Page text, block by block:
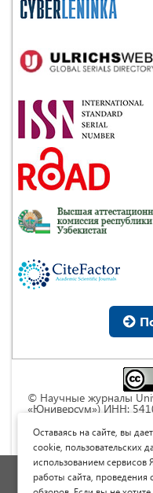
© Научные журналы
«Юниверсум») ИНН:
Commons « Attribution»
Непортированная
Политика
Оставаясь на сайте, вы
cookie, пользовательских
использованием сервисов
работы сайта, проведения